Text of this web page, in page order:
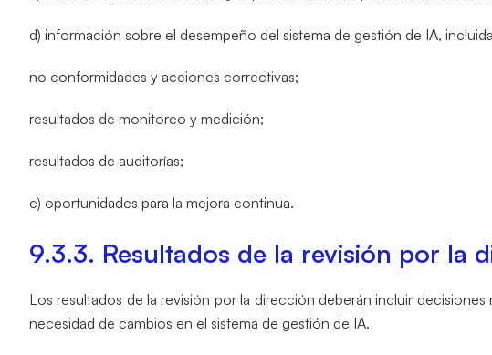
d) información sobre el desempeño del sistema de gestión de IA,
no conformidades y acciones correctivas;
resultados de monitoreo y medición;
resultados de auditorías;
e) oportunidades para la mejora continua.
9.3.3. Resultados de la revisión por la
Los resultados de la revisión por la dirección deberán incluir
necesidad de cambios en el sistema de gestión de IA.